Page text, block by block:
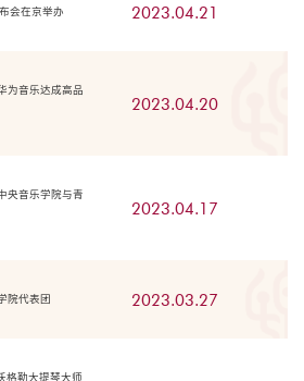
会在京举办 2023.04.21
为音乐达成高品
2023.04.20
央音乐学院与青
2023.04.17
院代表团 2023.03.27
格勒大提琴大师